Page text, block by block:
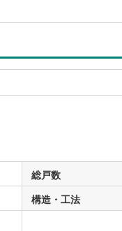
総戸数
構造・工法